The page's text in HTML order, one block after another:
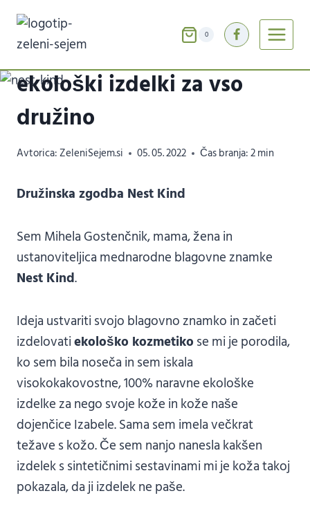
Skip
content
0
Nest Kind – certificirani
ekološki izdelki za vso
družino
Avtorica:ZeleniSejem.si 05. 05. 2022 Čas branja:2min
Družinska zgodba Nest Kind
Sem Mihela Gostenčnik, mama, žena in
ustanoviteljica mednarodne blagovne znamke
Nest Kind.
Ideja ustvariti svojo blagovno znamko in začeti
izdelovatiekološko kozmetikose mi je porodila,
ko sem bila noseča in sem iskala
visokokakovostne, 100% naravne ekološke
izdelke za nego svoje kože in kože naše
dojenčice Izabele. Sama sem imela večkrat
težave s kožo. Če sem nanjo nanesla kakšen
izdelek s sintetičnimi sestavinami mi je koža takoj
pokazala, da ji izdelek ne paše.